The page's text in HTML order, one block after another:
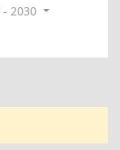
2030